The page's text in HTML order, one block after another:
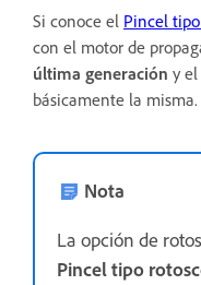
Si conoce el Pincel
con el motor de
última generación y el
básicamente la misma.
Nota
La opción de
Pincel tipo